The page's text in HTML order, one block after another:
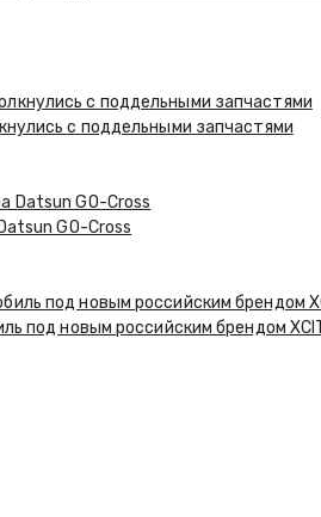
с поддельными запчастями
GO-Cross
под новым российским брендом